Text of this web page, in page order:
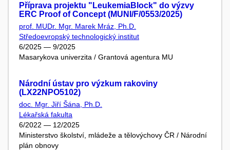
Příprava projektu "LeukemiaBlock" do výzvy
ERC Proof of Concept (MUNI/F/0553/2025)
prof. MUDr. Mgr. Marek Mráz, Ph.D.
Středoevropský technologický institut
6/2025 — 9/2025
Masarykova univerzita / Grantová agentura MU
Národní ústav pro výzkum rakoviny
(LX22NPO5102)
doc. Mgr. Jiří Šána, Ph.D.
Lékařská fakulta
6/2022 — 12/2025
Ministerstvo školství, mládeže a tělovýchovy ČR / Národní
plán obnovy